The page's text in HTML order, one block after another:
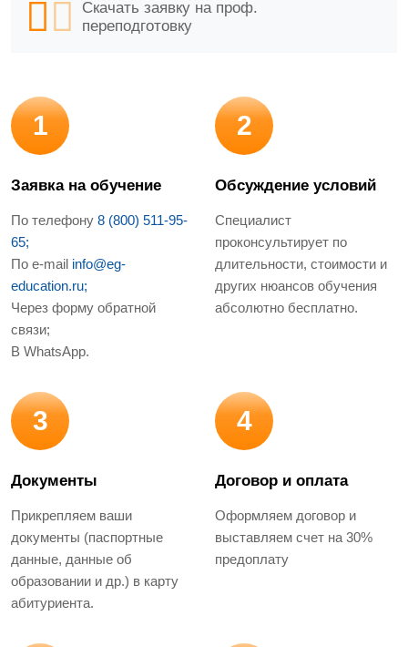
Скачать заявку на проф.
переподготовку
1
Заявка на обучение
По телефону 8 (800) 511-95-
65;
По e-mail info@eg-
education.ru;
Через форму обратной
связи;
В WhatsApp.
2
Обсуждение условий
Специалист
проконсультирует по
длительности, стоимости и
других нюансов обучения
абсолютно бесплатно.
3
Документы
Прикрепляем ваши
документы (паспортные
данные, данные об
образовании и др.) в карту
абитуриента.
4
Договор и оплата
Оформляем договор и
выставляем счет на 30%
предоплату